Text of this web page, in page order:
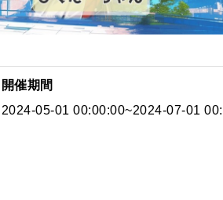
開催期間
2024-05-01 00:00:00~2024-07-01